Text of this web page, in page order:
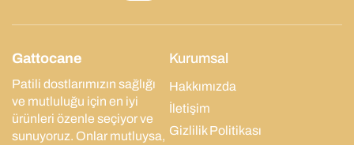
Gattocane
Patili dostlarımızın sağlığı
ve mutluluğu için en iyi
ürünleri özenle seçiyor ve
sunuyoruz. Onlar mutluysa,
Kurumsal
Hakkımızda
İletişim
Gizlilik Politikası